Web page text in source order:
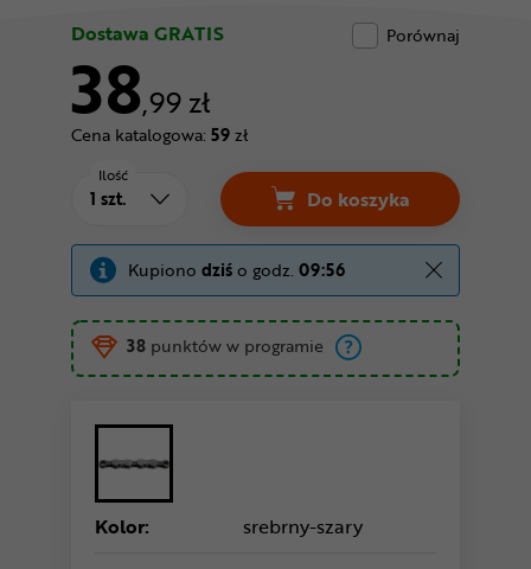
Dostawa GRATIS Porównaj
38,99 zł
Cena katalogowa: 59zł
Ilość
Do koszyka
Łańcuch KMC Z8.3
Kupiono dziśo godz. 09:56
38 punktów w programie
Kolor: srebrny-szary